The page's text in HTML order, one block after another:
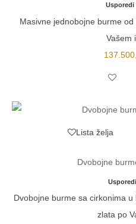
Usporedi
Masivne jednobojne burme
Vašem
Lista želja
Dvobojne
Usporedi
Dvobojne burme sa cirkonima
zlata po